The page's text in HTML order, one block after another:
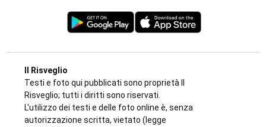
Il Risveglio
Testi e foto qui pubblicati sono proprietà Il
Risveglio; tutti i diritti sono riservati.
L'utilizzo dei testi e delle foto online è, senza
autorizzazione scritta, vietato (legge